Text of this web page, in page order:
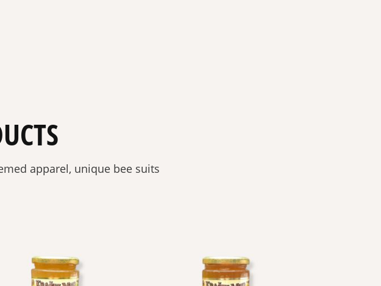
apparel, unique bee suits